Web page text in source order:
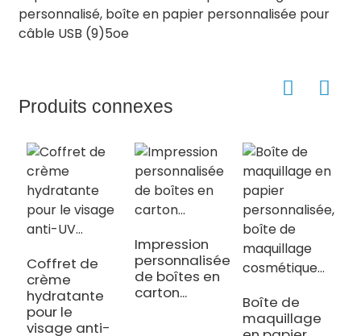
Produits connexes
Coffret de
crème
hydratante
pour le
visage anti-
Impression
personnalisée
de boîtes en
carton...
Boîte de
maquillage